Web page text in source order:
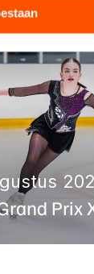
aan hen
landen
te
Prix